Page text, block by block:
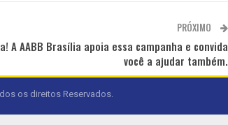
PRÓXIMO
A AABB Brasília apoia essa campanha e convida
você a ajudar também.
os direitos Reservados.